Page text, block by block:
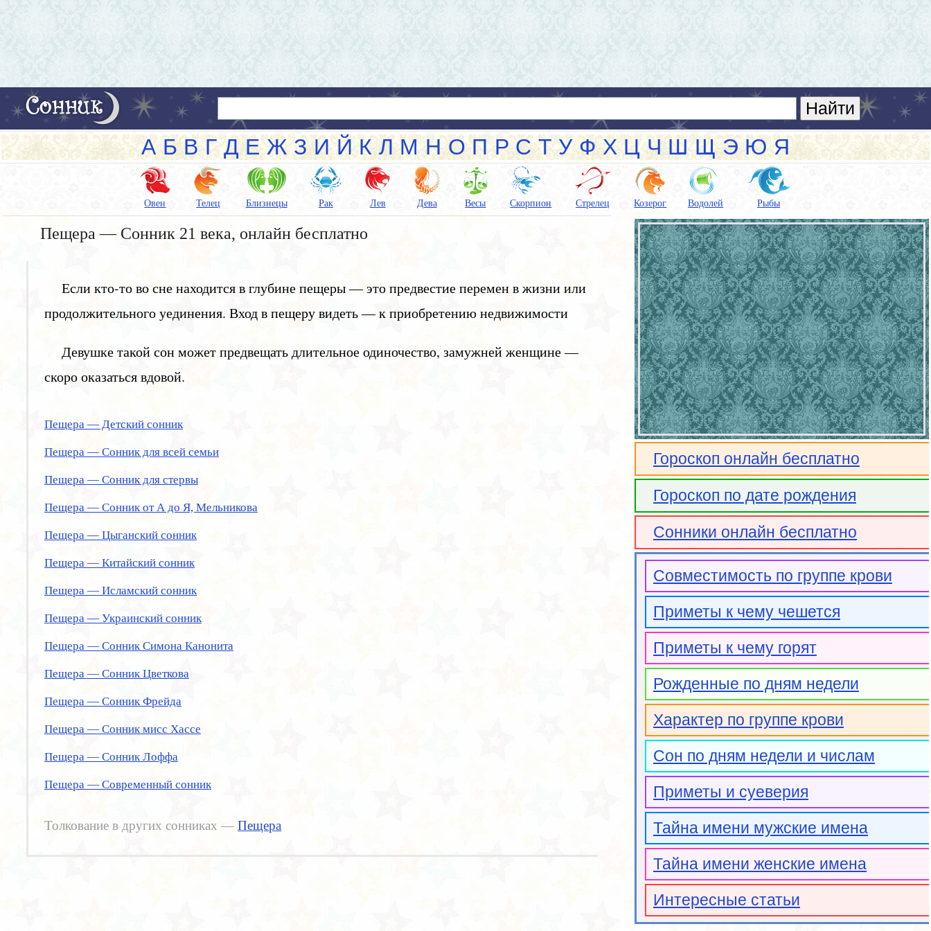
А Б В Г Д Е Ж З И Й К Л М Н О П Р С Т У Ф Х Ц Ч Ш Щ Э Ю Я
Овен Телец Близнецы Рак Лев Дева Весы Скорпион Стрелец Козерог Водолей Рыбы
Пещера — Сонник 21 века, онлайн бесплатно
Если кто-то во сне находится в глубине пещеры — это предвестие перемен в жизни или
продолжительного уединения. Вход в пещеру видеть — к приобретению недвижимости
Девушке такой сон может предвещать длительное одиночество, замужней женщине —
скоро оказаться вдовой.
Пещера — Детский сонник
Пещера — Сонник для всей семьи
Пещера — Сонник для стервы
Пещера — Сонник от А до Я, Мельникова
Пещера — Цыганский сонник
Пещера — Китайский сонник
Пещера — Исламский сонник
Пещера — Украинский сонник
Пещера — Сонник Симона Канонита
Пещера — Сонник Цветкова
Пещера — Сонник Фрейда
Пещера — Сонник мисс Хассе
Пещера — Сонник Лоффа
Пещера — Современный сонник
Толкование в других сонниках — Пещера
Гороскоп онлайн бесплатно
Гороскоп по дате рождения
Сонники онлайн бесплатно
Совместимость по группе крови
Приметы к чему чешется
Приметы к чему горят
Рожденные по дням недели
Характер по группе крови
Сон по дням недели и числам
Приметы и суеверия
Тайна имени мужские имена
Тайна имени женские имена
Интересные статьи